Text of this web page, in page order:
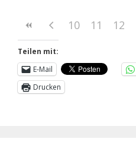
10 11 12
Teilen mit:
E-Mail
Drucken